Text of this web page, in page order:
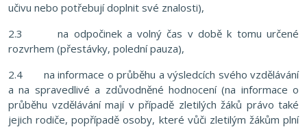
učivu nebo potřebují doplnit své znalosti),
2.3 na odpočinek a volný čas v době k tomu určené
rozvrhem (přestávky, polední pauza),
2.4 na informace o průběhu a výsledcích svého vzdělávání
a na spravedlivé a zdůvodněné hodnocení (na informace o
průběhu vzdělávání mají v případě zletilých žáků právo také
jejich rodiče, popřípadě osoby, které vůči zletilým žákům plní